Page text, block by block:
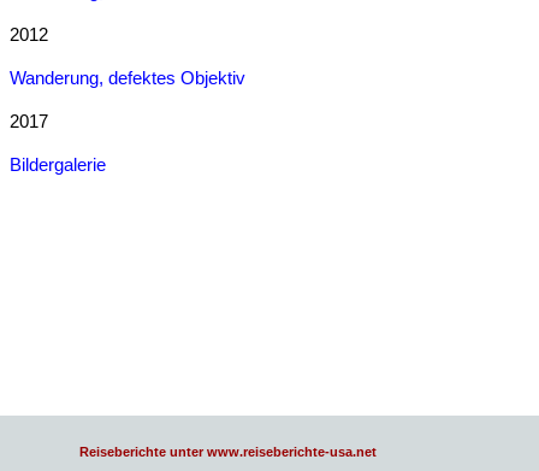
2012
Wanderung, defektes Objektiv
2017
Bildergalerie
Reiseberichte unter www.reiseberichte-usa.net